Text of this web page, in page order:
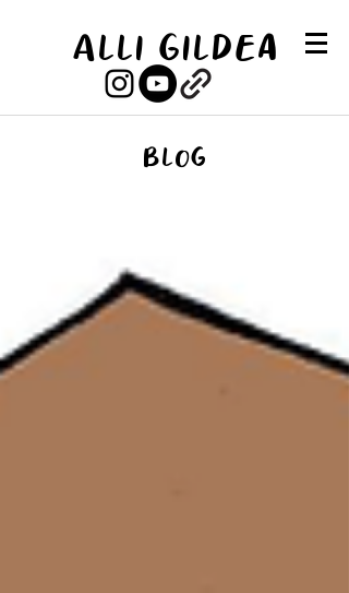
Alli Gildea
Blog